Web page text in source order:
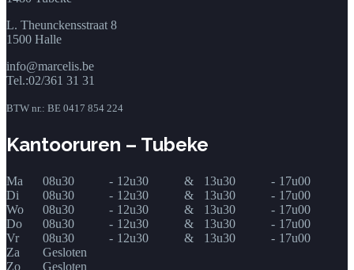
L. Theunckensstraat 8
1500 Halle
info@marcelis.be
Tel.:02/361 31 31
BTW nr.: BE 0417 854 224
Kantooruren – Tubeke
Ma 08u30 - 12u30 & 13u30 - 17u00
Di
08u30 - 12u30 & 13u30 - 17u00
Wo
08u30 - 12u30 & 13u30 - 17u00
Do
08u30 - 12u30 & 13u30 - 17u00
Vr
08u30 - 12u30 & 13u30 - 17u00
Za
Gesloten
Zo
Gesloten